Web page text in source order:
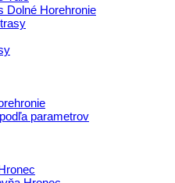
Dolné Horehronie
parametrov